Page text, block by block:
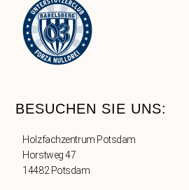
BESUCHEN SIE UNS:
Holzfachzentrum Potsdam
Horstweg 47
14482 Potsdam